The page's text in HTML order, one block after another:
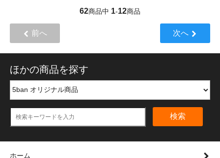
62商品中 1-12商品
前へ 次へ
ほかの商品を探す
検索
ホーム